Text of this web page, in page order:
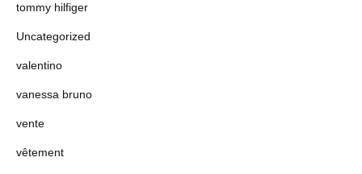
tommy hilfiger
Uncategorized
valentino
vanessa bruno
vente
vêtement